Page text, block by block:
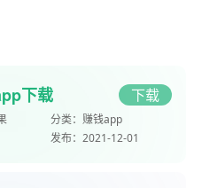
下载 下载
分类： 赚钱app
发布： 2021-12-01